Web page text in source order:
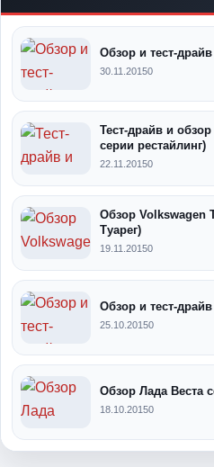
Обзор и тест-
30.11.20150
Тест-драйв и
серии рестайлинг)
22.11.20150
Обзор Volkswagen
Туарег)
19.11.20150
Обзор и тест-
25.10.20150
Обзор Лада Веста
18.10.20150